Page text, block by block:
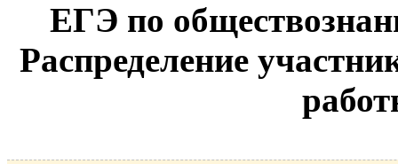
ЕГЭ по
Распределение